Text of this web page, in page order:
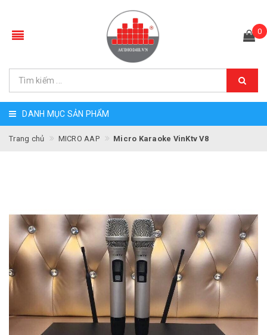
0
DANH MỤC SẢN PHẨM
Trang chủ MICRO AAP Micro Karaoke VinKtv V8